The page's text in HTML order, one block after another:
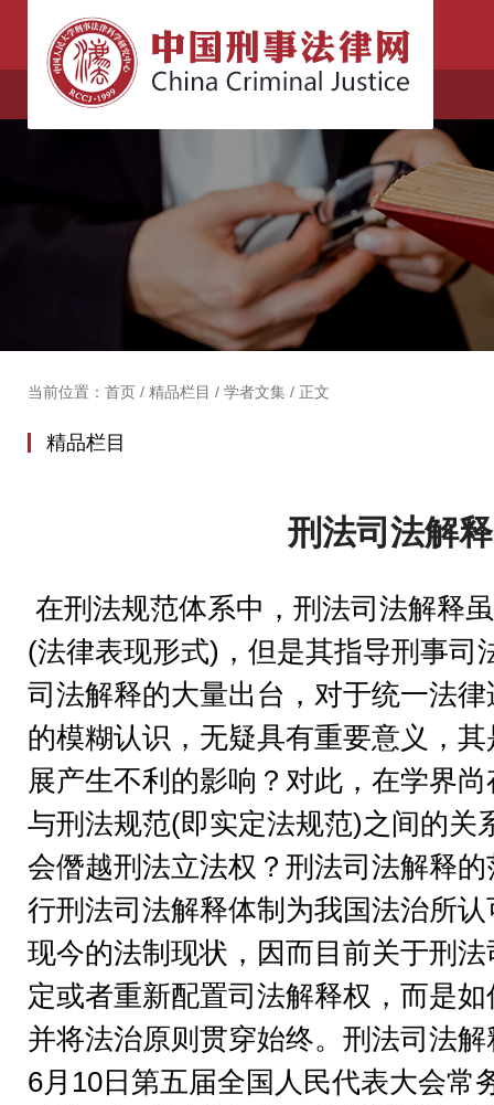
当前位置： 首页 / 精品栏目 / 学者文集 / 正文
精品栏目
刑法司法解
在刑法规范体系中，刑法司法解释
(法律表现形式)，但是其指导刑事司
司法解释的大量出台，对于统一法
的模糊认识，无疑具有重要意义，
展产生不利的影响？对此，在学界
与刑法规范(即实定法规范)之间的关
会僭越刑法立法权？刑法司法解释
行刑法司法解释体制为我国法治所
现今的法制现状，因而目前关于刑
定或者重新配置司法解释权，而是
并将法治原则贯穿始终。刑法司法
6月10日第五届全国人民代表大会常